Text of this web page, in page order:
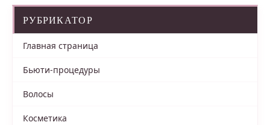
РУБРИКАТОР
Главная страница
Бьюти-процедуры
Волосы
Косметика